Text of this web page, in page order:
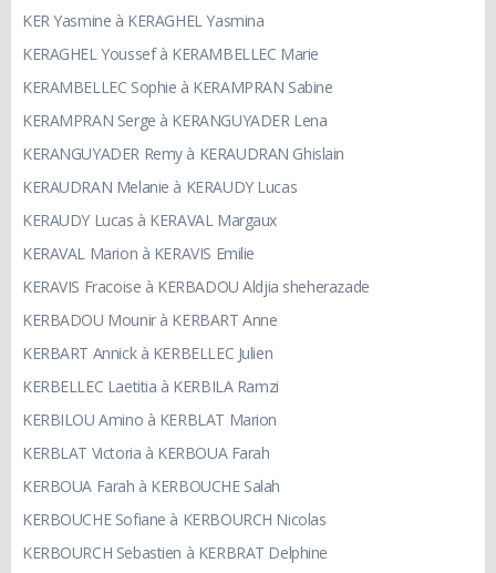
KER Yasmine à KERAGHEL Yasmina
KERAGHEL Youssef à KERAMBELLEC Marie
KERAMBELLEC Sophie à KERAMPRAN Sabine
KERAMPRAN Serge à KERANGUYADER Lena
KERANGUYADER Remy à KERAUDRAN Ghislain
KERAUDRAN Melanie à KERAUDY Lucas
KERAUDY Lucas à KERAVAL Margaux
KERAVAL Marion à KERAVIS Emilie
KERAVIS Fracoise à KERBADOU Aldjia sheherazade
KERBADOU Mounir à KERBART Anne
KERBART Annick à KERBELLEC Julien
KERBELLEC Laetitia à KERBILA Ramzi
KERBILOU Amino à KERBLAT Marion
KERBLAT Victoria à KERBOUA Farah
KERBOUA Farah à KERBOUCHE Salah
KERBOUCHE Sofiane à KERBOURCH Nicolas
KERBOURCH Sebastien à KERBRAT Delphine